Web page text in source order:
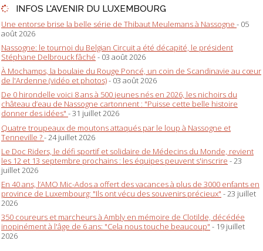
INFOS L'AVENIR DU LUXEMBOURG
Une entorse brise la belle série de Thibaut Meulemans à Nassogne - 05
août 2026
Nassogne: le tournoi du Belgian Circuit a été décapité, le président
Stéphane Delbrouck fâché - 03 août 2026
À Mochamps, la boulaie du Rouge Poncé, un coin de Scandinavie au cœur
de l'Ardenne (vidéo et photos)- 03 août 2026
De 0 hirondelle voici 8 ans à 500 jeunes nés en 2026, les nichoirs du
château d’eau de Nassogne cartonnent : "Puisse cette belle histoire
donner des idées" - 31 juillet 2026
Quatre troupeaux de moutons attaqués par le loup à Nassogne et
Tenneville ?- 24 juillet 2026
Le Doc Riders, le défi sportif et solidaire de Médecins du Monde, revient
les 12 et 13 septembre prochains : les équipes peuvent s'inscrire - 23
juillet 2026
En 40 ans, l’AMO Mic-Ados a offert des vacances à plus de 3000 enfants en
province de Luxembourg: "Ils ont vécu des souvenirs précieux" - 23 juillet
2026
350 coureurs et marcheurs à Ambly en mémoire de Clotilde, décédée
inopinément à l'âge de 6 ans: "Cela nous touche beaucoup" - 19 juillet
2026